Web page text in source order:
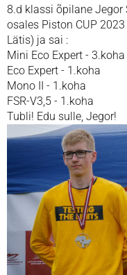
8.d klassi õpilane
osales Piston CUP
Lätis) ja sai :
Mini Eco Expert - 3.koha
Eco Expert - 1.koha
Mono II - 1.koha
FSR-V3,5 - 1.koha
Tubli! Edu sulle, Jegor!